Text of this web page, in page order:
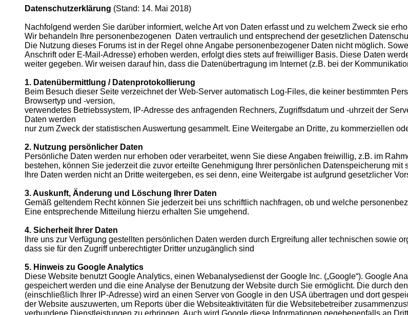
Datenschutzerklärung (Stand: 14. Mai 2018)
Nachfolgend werden Sie darüber informiert, welche Art von Daten erfasst und zu welchem Zweck sie
Wir behandeln Ihre personenbezogenen Daten vertraulich und entsprechend der gesetzlichen
Die Nutzung dieses Forums ist in der Regel ohne Angabe personenbezogener Daten nicht möglich.
Anschrift oder E-Mail-Adresse) erhoben werden, erfolgt dies stets auf freiwilliger Basis. Diese Daten
weiter gegeben. Wir weisen darauf hin, dass die Datenübertragung im Internet (z.B. bei der
1. Datenübermittlung / Datenprotokollierung
Beim Besuch dieser Seite verzeichnet der Web-Server automatisch Log-Files, die keiner bestimmten
Browsertyp und -version,
verwendetes Betriebssystem, IP-Adresse des anfragenden Rechners, Zugriffsdatum und -uhrzeit der
Daten werden
nur zum Zweck der statistischen Auswertung gesammelt. Eine Weitergabe an Dritte, zu kommerziellen
2. Nutzung persönlicher Daten
Persönliche Daten werden nur erhoben oder verarbeitet, wenn Sie diese Angaben freiwillig, z.B. im
bestehen, können Sie jederzeit die zuvor erteilte Genehmigung Ihrer persönlichen Datenspeicherung
Ihre Daten werden nicht an Dritte weitergeben, es sei denn, eine Weitergabe ist aufgrund gesetzlicher
3. Auskunft, Änderung und Löschung Ihrer Daten
Gemäß geltendem Recht können Sie jederzeit bei uns schriftlich nachfragen, ob und welche
Eine entsprechende Mitteilung hierzu erhalten Sie umgehend.
4. Sicherheit Ihrer Daten
Ihre uns zur Verfügung gestellten persönlichen Daten werden durch Ergreifung aller technischen sowie
dass sie für den Zugriff unberechtigter Dritter unzugänglich sind
5. Hinweis zu Google Analytics
Diese Website benutzt Google Analytics, einen Webanalysedienst der Google Inc. („Google“). Google
gespeichert werden und die eine Analyse der Benutzung der Website durch Sie ermöglicht. Die durch
(einschließlich Ihrer IP-Adresse) wird an einen Server von Google in den USA übertragen und dort
der Website auszuwerten, um Reports über die Websiteaktivitäten für die Websitebetreiber
verbundene Dienstleistungen zu erbringen. Auch wird Google diese Informationen gegebenenfalls an